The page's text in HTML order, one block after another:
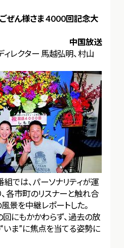
ぜん様さま 4000回記念大
中国放送
レクター 馬越弘明、村山
では、パーソナリティが運
各市町のリスナーと触れ合
景を中継レポートした。
にもかかわらず、過去の放
いま”に焦点を当てる姿勢に